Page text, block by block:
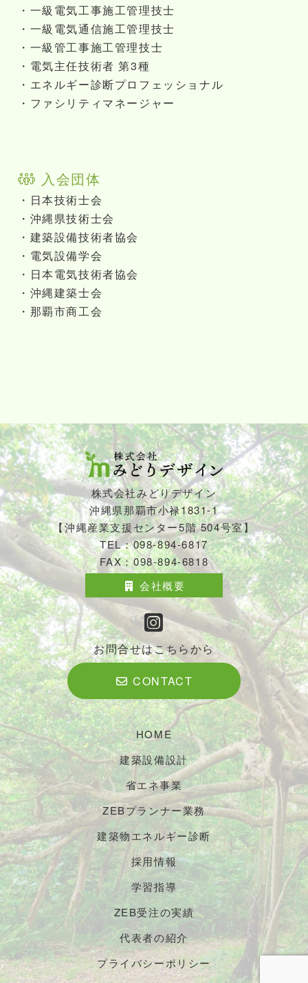
・一級電気工事施工管理技士
・一級電気通信施工管理技士
・一級管工事施工管理技士
・電気主任技術者 第3種
・エネルギー診断プロフェッショナル
・ファシリティマネージャー
入会団体
・日本技術士会
・沖縄県技術士会
・建築設備技術者協会
・電気設備学会
・日本電気技術者協会
・沖縄建築士会
・那覇市商工会
株式会社みどりデザイン
沖縄県那覇市小禄1831-1
【沖縄産業支援センター5階 504号室】
TEL：098-894-6817
FAX：098-894-6818
会社概要
お問合せはこちらから
CONTACT
HOME
建築設備設計
省エネ事業
ZEBプランナー業務
建築物エネルギー診断
採用情報
学習指導
ZEB受注の実績
代表者の紹介
プライバシーポリシー